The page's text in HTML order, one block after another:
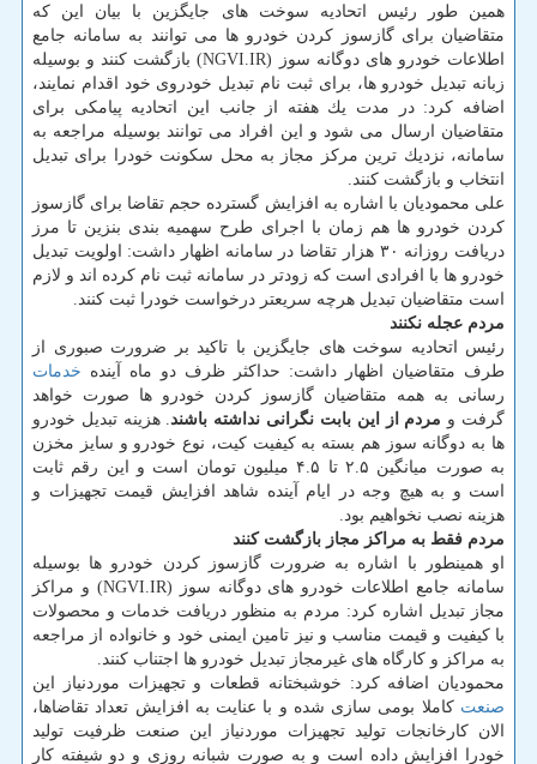
همین طور رئیس اتحادیه سوخت های جایگزین با بیان این كه
متقاضیان برای گازسوز كردن خودرو ها می توانند به سامانه جامع
اطلاعات خودرو های دوگانه سوز (NGVI.IR) بازگشت كنند و بوسیله
زبانه تبدیل خودرو ها، برای ثبت نام تبدیل خودروی خود اقدام نمایند،
اضافه كرد: در مدت یك هفته از جانب این اتحادیه پیامكی برای
متقاضیان ارسال می شود و این افراد می توانند بوسیله مراجعه به
سامانه، نزدیك ترین مركز مجاز به محل سكونت خودرا برای تبدیل
انتخاب و بازگشت كنند.
علی محمودیان با اشاره به افزایش گسترده حجم تقاضا برای گازسوز
كردن خودرو ها هم زمان با اجرای طرح سهمیه بندی بنزین تا مرز
دریافت روزانه ۳۰ هزار تقاضا در سامانه اظهار داشت: اولویت تبدیل
خودرو ها با افرادی است كه زودتر در سامانه ثبت نام كرده اند و لازم
است متقاضیان تبدیل هرچه سریعتر درخواست خودرا ثبت كنند.
مردم عجله نكنند
رئیس اتحادیه سوخت های جایگزین با تاكید بر ضرورت صبوری از
طرف متقاضیان اظهار داشت: حداكثر ظرف دو ماه آینده خدمات
رسانی به همه متقاضیان گازسوز كردن خودرو ها صورت خواهد
گرفت و مردم از این بابت نگرانی نداشته باشند. هزینه تبدیل خودرو
ها به دوگانه سوز هم بسته به كیفیت كیت، نوع خودرو و سایز مخزن
به صورت میانگین ۲.۵ تا ۴.۵ میلیون تومان است و این رقم ثابت
است و به هیچ وجه در ایام آینده شاهد افزایش قیمت تجهیزات و
هزینه نصب نخواهیم بود.
مردم فقط به مراكز مجاز بازگشت كنند
او همینطور با اشاره به ضرورت گازسوز كردن خودرو ها بوسیله
سامانه جامع اطلاعات خودرو های دوگانه سوز (NGVI.IR) و مراكز
مجاز تبدیل اشاره كرد: مردم به منظور دریافت خدمات و محصولات
با كیفیت و قیمت مناسب و نیز تامین ایمنی خود و خانواده از مراجعه
به مراكز و كارگاه های غیرمجاز تبدیل خودرو ها اجتناب كنند.
محمودیان اضافه كرد: خوشبختانه قطعات و تجهیزات موردنیاز این
صنعت كاملا بومی سازی شده و با عنایت به افزایش تعداد تقاضاها،
الان كارخانجات تولید تجهیزات موردنیاز این صنعت ظرفیت تولید
خودرا افزایش داده است و به صورت شبانه روزی و دو شیفته كار